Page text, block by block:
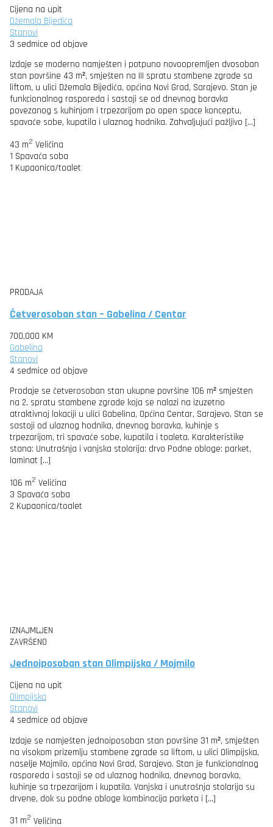
Cijena na upit
Džemala Bijedića
Stanovi
3 sedmice od objave
Izdaje se moderno namješten i potpuno novoopremljen dvosoban
stan površine 43 m², smješten na III spratu stambene zgrade sa
liftom, u ulici Džemala Bijedića, općina Novi Grad, Sarajevo. Stan je
funkcionalnog rasporeda i sastoji se od dnevnog boravka
povezanog s kuhinjom i trpezarijom po open space konceptu,
spavaće sobe, kupatila i ulaznog hodnika. Zahvaljujući pažljivo […]
43 m2 Veličina
1 Spavaća soba
1 Kupaonica/toalet
PRODAJA
Četverosoban stan – Gabelina / Centar
700,000 KM
Gabelina
Stanovi
4 sedmice od objave
Prodaje se četverosoban stan ukupne površine 106 m² smješten
na 2. spratu stambene zgrade koja se nalazi na izuzetno
atraktivnoj lokaciji u ulici Gabelina, Općina Centar, Sarajevo. Stan se
sastoji od ulaznog hodnika, dnevnog boravka, kuhinje s
trpezarijom, tri spavaće sobe, kupatila i toaleta. Karakteristike
stana: Unutrašnja i vanjska stolarija: drvo Podne obloge: parket,
laminat […]
106 m2 Veličina
3 Spavaća soba
2 Kupaonica/toalet
IZNAJMLJEN
ZAVRŠENO
Jednoiposoban stan Olimpijska / Mojmilo
Cijena na upit
Olimpijska
Stanovi
4 sedmice od objave
Izdaje se namješten jednoiposoban stan površine 31 m², smješten
na visokom prizemlju stambene zgrade sa liftom, u ulici Olimpijska,
naselje Mojmilo, općina Novi Grad, Sarajevo. Stan je funkcionalnog
rasporeda i sastoji se od ulaznog hodnika, dnevnog boravka,
kuhinje sa trpezarijom i kupatila. Vanjska i unutrašnja stolarija su
drvene, dok su podne obloge kombinacija parketa i […]
31 m2 Veličina